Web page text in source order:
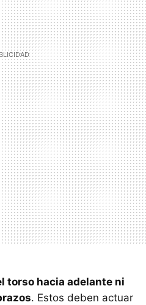
torso hacia adelante ni
. Estos deben actuar